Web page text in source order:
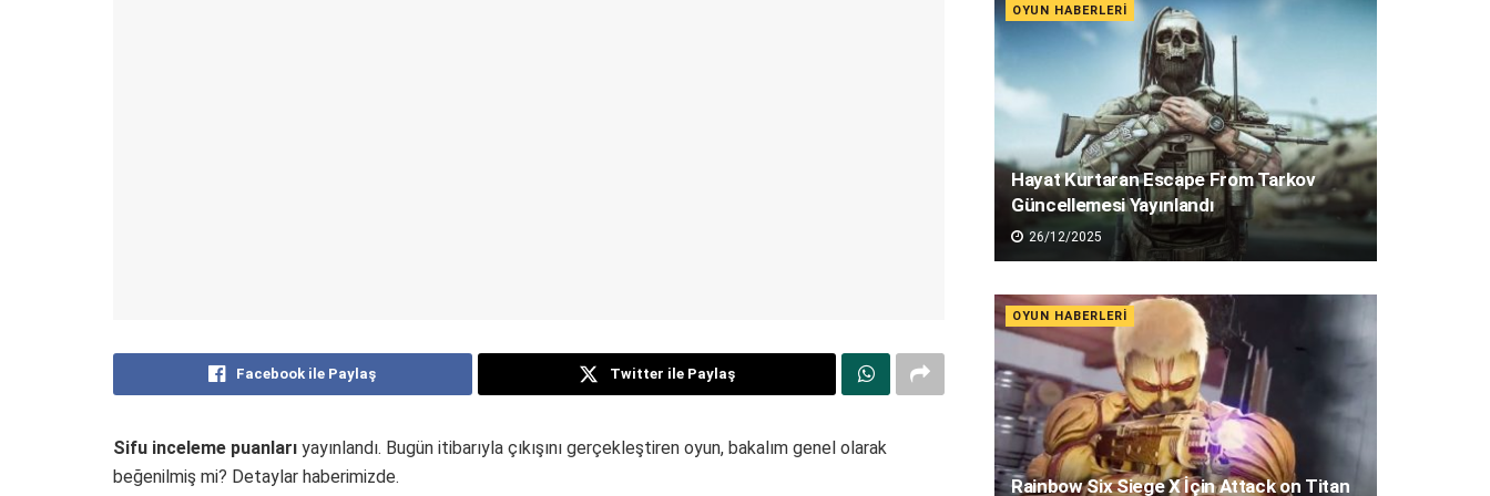
Facebook ile Paylaş Twitter ile Paylaş
Sifu inceleme puanları yayınlandı. Bugün itibarıyla çıkışını gerçekleştiren oyun, bakalım genel olarak
beğenilmiş mi? Detaylar haberimizde.
OYUN HABERLERI
Hayat Kurtaran Escape From Tarkov
Güncellemesi Yayınlandı
26/12/2025
OYUN HABERLERI
Rainbow Six Siege X İçin Attack on Titan